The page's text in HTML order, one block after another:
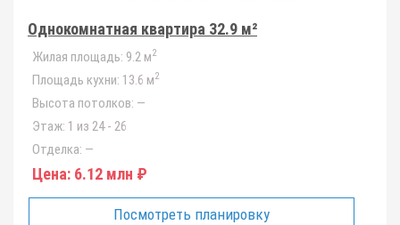
Однокомнатная квартира 32.9 м²
Жилая площадь: 9.2 м2
Площадь кухни: 13.6 м2
Высота потолков: —
Этаж: 1 из 24 - 26
Отделка: —
Цена: 6.12 млн ₽
Посмотреть планировку